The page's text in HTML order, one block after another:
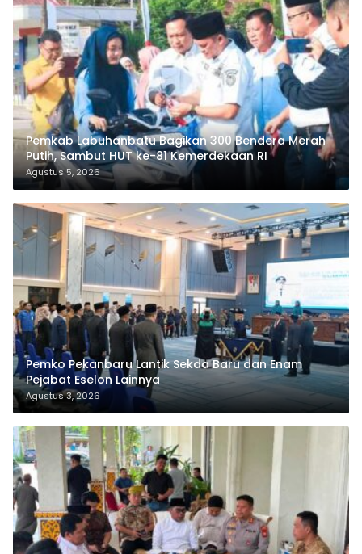
Pemkab Labuhanbatu Bagikan 300 Bendera Merah
Putih, Sambut HUT ke-81 Kemerdekaan RI
Agustus 5, 2026
Pemko Pekanbaru Lantik Sekda Baru dan Enam
Pejabat Eselon Lainnya
Agustus 3, 2026